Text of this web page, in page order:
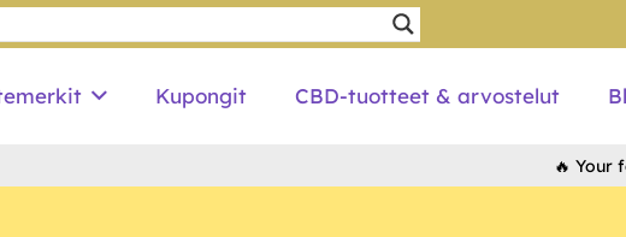
Kupongit CBD-tuotteet & arvostelut
🔥 Your